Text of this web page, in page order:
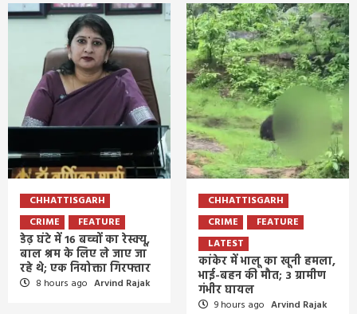
CHHATTISGARH
CRIME
FEATURE
डेढ़ घंटे में 16 बच्चों का रेस्क्यू,
बाल श्रम के लिए ले जाए जा
रहे थे; एक नियोक्ता गिरफ्तार
8 hours ago Arvind Rajak
CHHATTISGARH
CRIME
FEATURE
LATEST
कांकेर में भालू का खूनी हमला,
भाई-बहन की मौत; 3 ग्रामीण
गंभीर घायल
9 hours ago Arvind Rajak